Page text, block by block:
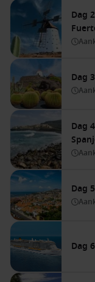
Dag
Dag
Dag
Dag
Dag